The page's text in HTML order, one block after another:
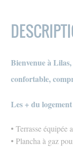
Bienvenue à
confortable,
Les + du
• Terrasse équipée
• Plancha à gaz